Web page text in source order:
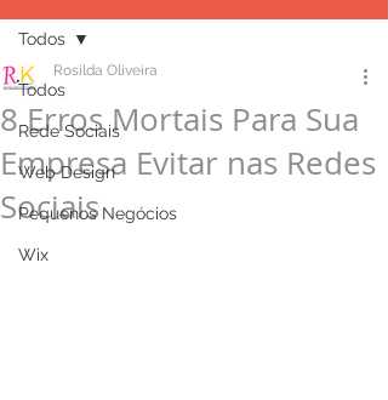
Todos
Rede Sociais
Web Design
Pequenos Negócios
Wix
Todos
8 Erros Mortais Para Sua
Empresa Evitar nas Redes
Sociais
Rosilda Oliveira